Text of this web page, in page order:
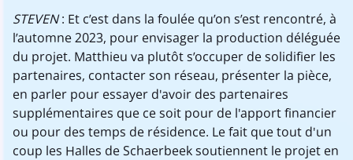
STEVEN: Et c’est dans la foulée qu’on s’est rencontré, à
l’automne 2023, pour envisager la production déléguée
du projet. Matthieu va plutôt s’occuper de solidifier les
partenaires, contacter son réseau, présenter la pièce,
en parler pour essayer d'avoir des partenaires
supplémentaires que ce soit pour de l'apport financier
ou pour des temps de résidence. Le fait que tout d'un
coup les Halles de Schaerbeek soutiennent le projet en